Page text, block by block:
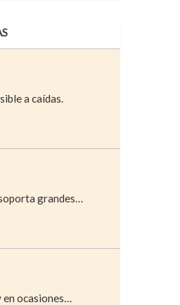
a caídas.
grandes…
en ocasiones…